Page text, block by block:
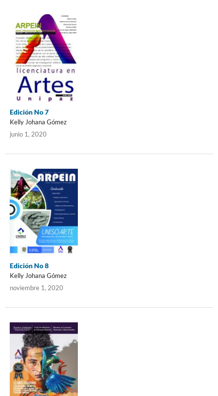
Edición No 7
Kelly Johana Gómez
junio 1, 2020
Edición No 8
Kelly Johana Gómez
noviembre 1, 2020